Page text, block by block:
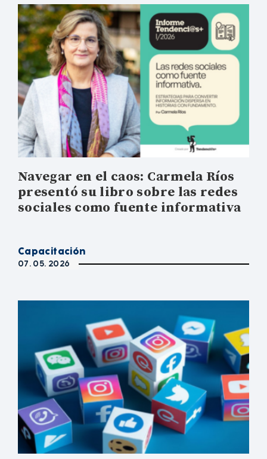
Navegar en el caos: Carmela Ríos
presentó su libro sobre las redes
sociales como fuente informativa
Capacitación
07. 05. 2026